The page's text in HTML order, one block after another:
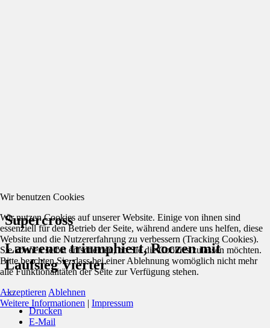
Supercross
Lawrence triumphiert, Roczen mit
Laufsieg Vierter
Drucken
E-Mail
Wir benutzen Cookies
Wir nutzen Cookies auf unserer Website. Einige von ihnen sind
essenziell für den Betrieb der Seite, während andere uns helfen, diese
Website und die Nutzererfahrung zu verbessern (Tracking Cookies).
Sie können selbst entscheiden, ob Sie die Cookies zulassen möchten.
Bitte beachten Sie, dass bei einer Ablehnung womöglich nicht mehr
alle Funktionalitäten der Seite zur Verfügung stehen.
Akzeptieren Ablehnen
Weitere Informationen | Impressum